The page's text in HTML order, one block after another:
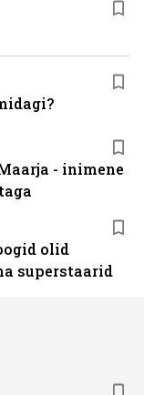
- inimene
olid
superstaarid